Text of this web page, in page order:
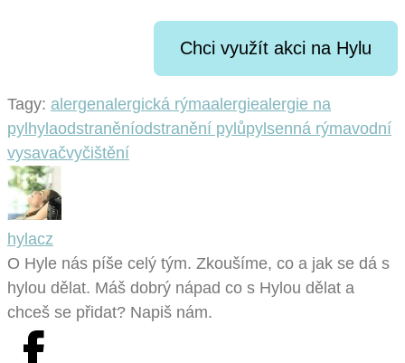
Chci využít akci na Hylu
Tagy: alergenalergická rýmaalergiealergie na
pylhylaodstraněníodstranění pylůpylsenná rýmavodní
vysavačvyčištění
hylacz
O Hyle nás píše celý tým. Zkoušíme, co a jak se dá s
hylou dělat. Máš dobrý nápad co s Hylou dělat a
chceš se přidat? Napiš nám.